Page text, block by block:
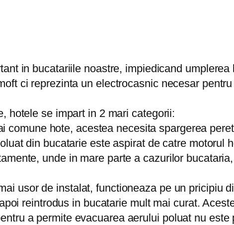
in bucatariile noastre, impiedicand
ci reprezinta un electrocasnic necesar
hotele se impart in 2 mari categorii:
comune hote, acestea necesita spargerea
din bucatarie este aspirat de catre motorul
unde in mare parte a cazurilor
usor de instalat, functioneaza pe un pricipiu
reintrodus in bucatarie mult mai curat.
a permite evacuarea aerului poluat nu